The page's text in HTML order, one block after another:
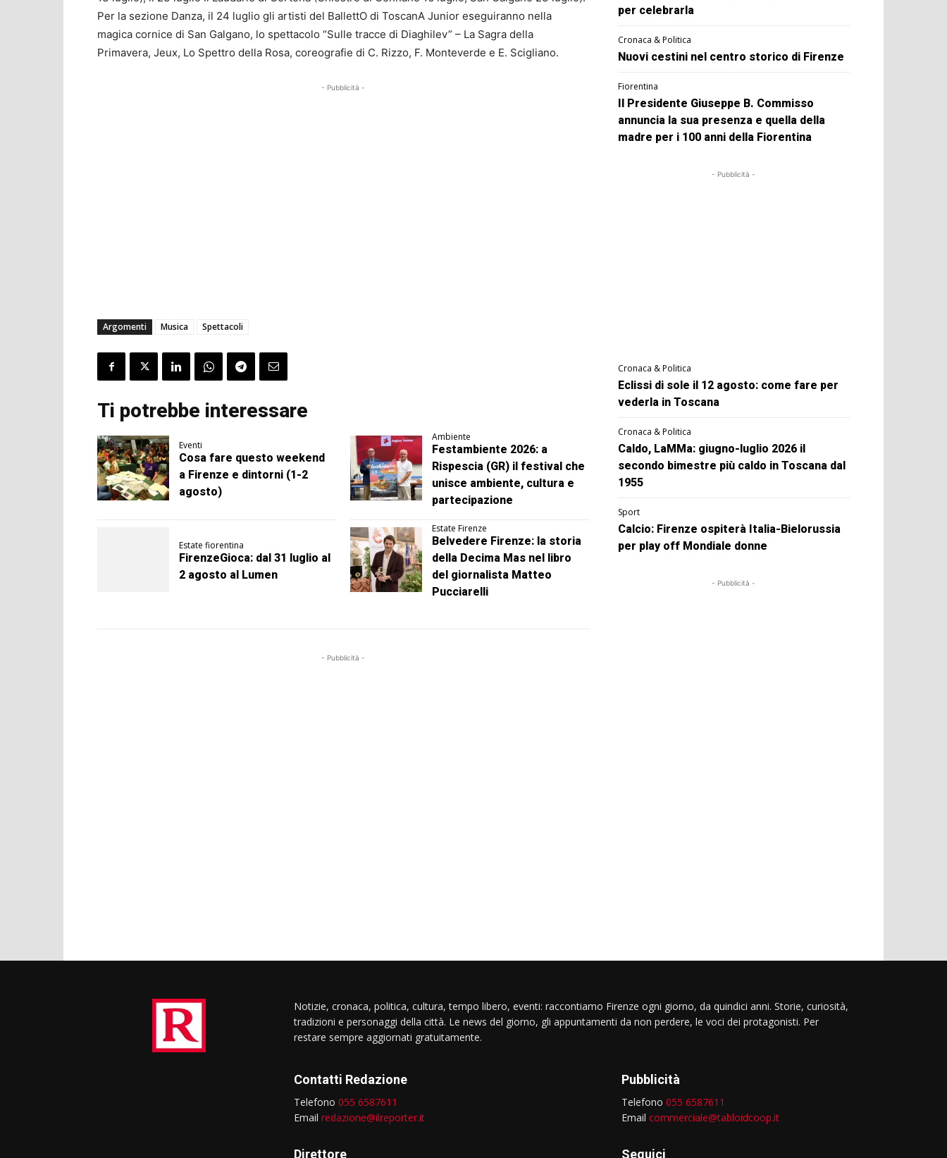
Per la sezione Danza, il 24 luglio gli artisti del BallettO di ToscanA Junior eseguiranno nella
magica cornice di San Galgano, lo spettacolo “Sulle tracce di Diaghilev” – La Sagra della
Primavera, Jeux, Lo Spettro della Rosa, coreografie di C. Rizzo, F. Monteverde e E. Scigliano.
- Pubblicità -
Argomenti Musica Spettacoli
Ti potrebbe interessare
Eventi
Cosa fare questo weekend
a Firenze e dintorni (1-2
agosto)
Ambiente
Festambiente 2026: a
Rispescia (GR) il festival che
unisce ambiente, cultura e
partecipazione
Estate fiorentina
FirenzeGioca: dal 31 luglio al
2 agosto al Lumen
Estate Firenze
Belvedere Firenze: la storia
della Decima Mas nel libro
del giornalista Matteo
Pucciarelli
- Pubblicità -
per celebrarla
Cronaca & Politica
Nuovi cestini nel centro storico di Firenze
Fiorentina
Il Presidente Giuseppe B. Commisso
annuncia la sua presenza e quella della
madre per i 100 anni della Fiorentina
- Pubblicità -
Cronaca & Politica
Eclissi di sole il 12 agosto: come fare per
vederla in Toscana
Cronaca & Politica
Caldo, LaMMa: giugno-luglio 2026 il
secondo bimestre più caldo in Toscana dal
1955
Sport
Calcio: Firenze ospiterà Italia-Bielorussia
per play off Mondiale donne
- Pubblicità -
Notizie, cronaca, politica, cultura, tempo libero, eventi: raccontiamo Firenze ogni giorno, da quindici anni. Storie, curiosità,
tradizioni e personaggi della città. Le news del giorno, gli appuntamenti da non perdere, le voci dei protagonisti. Per
restare sempre aggiornati gratuitamente.
Contatti Redazione
Telefono 055 6587611
Email redazione@ilreporter.it
Direttore
Pubblicità
Telefono 055 6587611
Email commerciale@tabloidcoop.it
Seguici